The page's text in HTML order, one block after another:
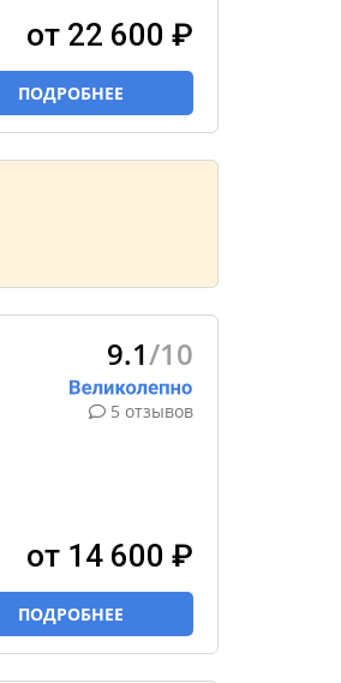
от 22 600 ₽
ПОДРОБНЕЕ
9.1/10
5 отзывов
от 14 600 ₽
ПОДРОБНЕЕ